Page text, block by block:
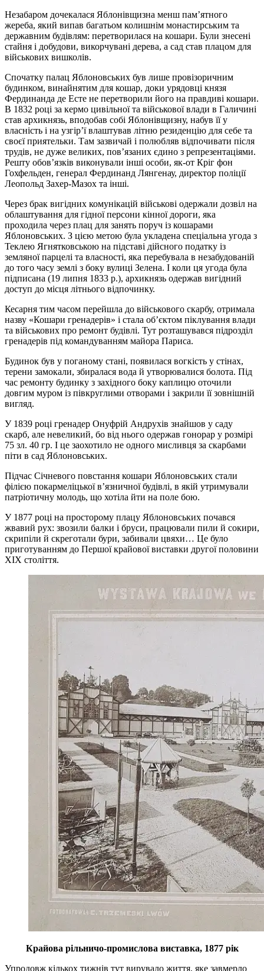
Незабаром дочекалася Яблонівщизна менш пам’ятного
жереба, який випав багатьом колишнім монастирським та
державним будівлям: перетворилася на кошари. Були знесені
стайня і добудови, викорчувані дерева, а сад став плацом для
військових вишколів.
Спочатку палац Яблоновських був лише провізоричним
будинком, винайнятим для кошар, доки урядовці князя
Фердинанда де Есте не перетворили його на правдиві кошари.
В 1832 році за кермо цивільної та військової влади в Галичині
став архикнязь, вподобав собі Яблонівщизну, набув її у
власність і на узгір’ї влаштував літню резиденцію для себе та
своєї приятельки. Там зазвичай і полюбляв відпочивати після
трудів, не дуже великих, пов’язаних єдино з репрезентаціями.
Решту обов’язків виконували інші особи, як-от Кріг фон
Гохфельден, генерал Фердинанд Лянгенау, директор поліції
Леопольд Захер-Мазох та інші.
Через брак вигідних комунікацій військові одержали дозвіл на
облаштування для гідної персони кінної дороги, яка
проходила через плац для занять поруч із кошарами
Яблоновських. З цією метою була укладена спеціальна угода з
Теклею Ягнятковською на підставі дійсного податку із
земляної парцелі та власності, яка перебувала в незабудованій
до того часу землі з боку вулиці Зелена. І коли ця угода була
підписана (19 липня 1833 р.), архикнязь одержав вигідний
доступ до місця літнього відпочинку.
Кесарня тим часом перейшла до військового скарбу, отримала
назву «Кошари гренадерів» і стала об’єктом піклування влади
та військових про ремонт будівлі. Тут розташувався підрозділ
гренадерів під командуванням майора Париса.
Будинок був у поганому стані, появилася вогкість у стінах,
терени замокали, збиралася вода й утворювалися болота. Під
час ремонту будинку з західного боку каплицю оточили
довгим муром із півкруглими отворами і закрили її зовнішній
вигляд.
У 1839 році гренадер Онуфрій Андрухів знайшов у саду
скарб, але невеликий, бо від нього одержав гонорар у розмірі
75 зл. 40 гр. І це заохотило не одного мисливця за скарбами
піти в сад Яблоновських.
Підчас Січневого повстання кошари Яблоновських стали
філією покармеліцької в’язничної будівлі, в якій утримували
патріотичну молодь, що хотіла йти на поле бою.
У 1877 році на просторому плацу Яблоновських почався
жвавий рух: звозили балки і бруси, працювали пили й сокири,
скрипіли й скреготали бури, забивали цвяхи… Це було
приготуванням до Першої крайової виставки другої половини
ХІХ століття.
Крайова рільничо-промислова виставка, 1877 рік
Упродовж кількох тижнів тут вирувало життя, яке завмерло